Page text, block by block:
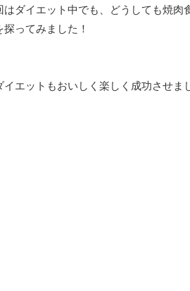
はダイエット中でも、どうしても焼肉
探ってみました！
イエットもおいしく楽しく成功させま